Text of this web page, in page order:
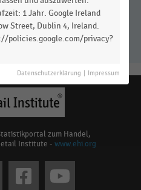
im Store: KI
zum Handel,
Institute - www.ehi.org
1 Jahr. Google Ireland
Street, Dublin 4, Ireland.
policies.google.com/privacy?
Datenschutzerklärung Impressum